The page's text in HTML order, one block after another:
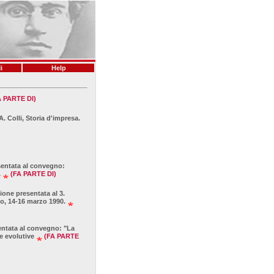
Help
PARTE DI)
Colli, Storia d'impresa.
al convegno:
(FA PARTE DI)
presentata al 3.
14-16 marzo 1990.
al convegno: "La
evolutive
(FA PARTE